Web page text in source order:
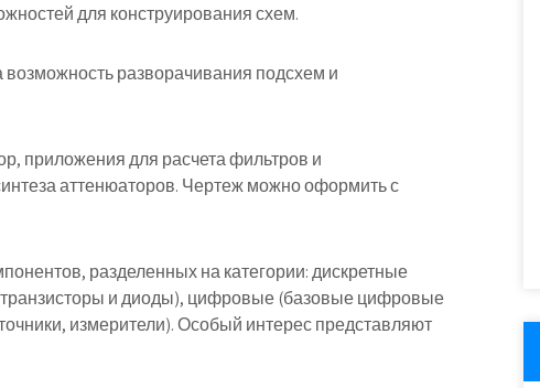
для конструирования схем.
разворачивания подсхем и
приложения для расчета фильтров и
аттенюаторов. Чертеж можно оформить с
разделенных на категории: дискретные
и диоды), цифровые (базовые цифровые
измерители). Особый интерес представляют